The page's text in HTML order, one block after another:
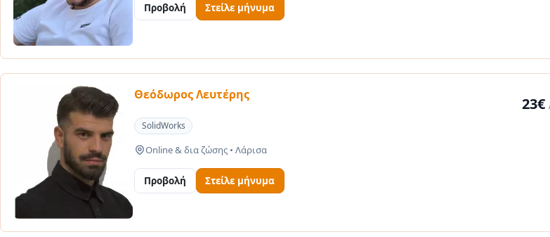
Προβολή Στείλε μήνυμα
Θεόδωρος Λευτέρης 23€
SolidWorks
Online & δια ζώσης • Λάρισα
Προβολή Στείλε μήνυμα